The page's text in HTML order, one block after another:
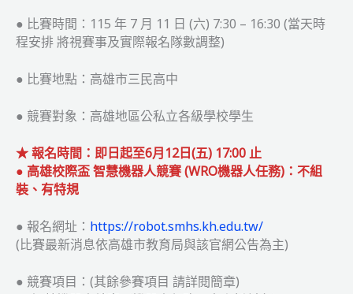
機
器
競
● 比賽時間：115 年 7 月 11 日 (六) 7:30 – 16:30 (當天時
程安排 將視賽事及實際報名隊數調整)
● 比賽地點：高雄市三民高中
● 競賽對象：高雄地區公私立各級學校學生
★ 報名時間：即日起至6月12日(五) 17:00 止
● 高雄校際盃 智慧機器人競賽 (WRO機器人任務)：不組
裝、有特規
● 報名網址： https://robot.smhs.kh.edu.tw/
(比賽最新消息依高雄市教育局與該官網公告為主)
● 競賽項目：(其餘參賽項目 請詳閱簡章)